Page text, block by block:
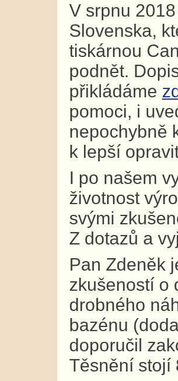
V srpnu
Slovenska,
tiskárnou
podnět.
přikládáme
pomoci, i
nepochybně
k lepší
I po našem
životnost
svými
Z dotazů a
Pan Zdeněk
zkušeností o
drobného
bazénu
doporučil
Těsnění stojí